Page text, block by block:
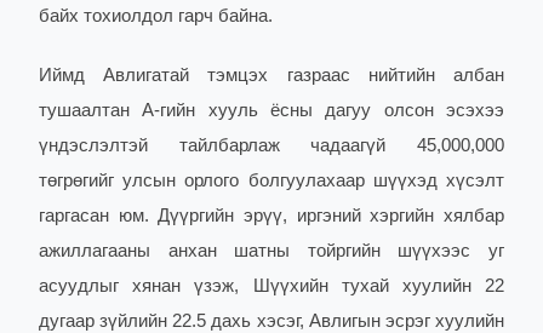
байх тохиолдол гарч байна.
Иймд Авлигатай тэмцэх газраас нийтийн албан
тушаалтан А-гийн хууль ёсны дагуу олсон эсэхээ
үндэслэлтэй тайлбарлаж чадаагүй 45,000,000
төгрөгийг улсын орлого болгуулахаар шүүхэд хүсэлт
гаргасан юм. Дүүргийн эрүү, иргэний хэргийн хялбар
ажиллагааны анхан шатны тойргийн шүүхээс уг
асуудлыг хянан үзэж, Шүүхийн тухай хуулийн 22
дугаар зүйлийн 22.5 дахь хэсэг, Авлигын эсрэг хуулийн